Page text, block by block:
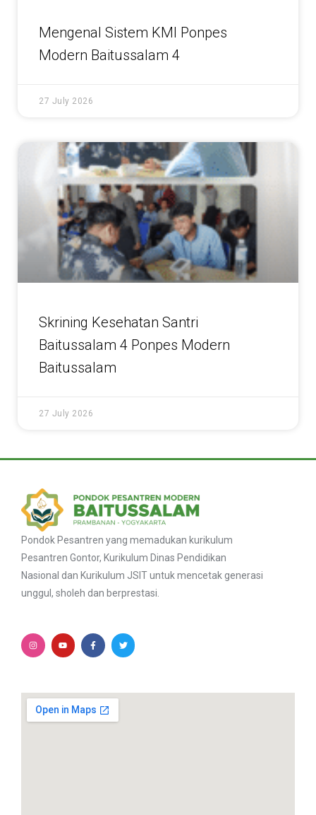
Mengenal Sistem KMI Ponpes
Modern Baitussalam 4
27 July 2026
Skrining Kesehatan Santri
Baitussalam 4 Ponpes Modern
Baitussalam
27 July 2026
Pondok Pesantren yang memadukan kurikulum
Pesantren Gontor, Kurikulum Dinas Pendidikan
Nasional dan Kurikulum JSIT untuk mencetak generasi
unggul, sholeh dan berprestasi.